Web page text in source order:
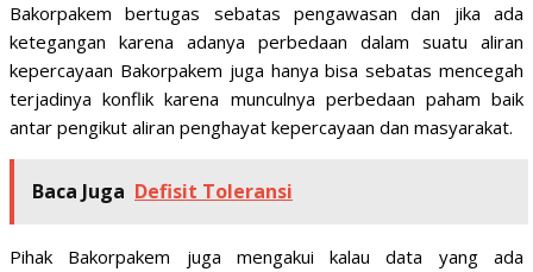
Bakorpakem bertugas sebatas pengawasan dan jika ada
ketegangan karena adanya perbedaan dalam suatu aliran
kepercayaan Bakorpakem juga hanya bisa sebatas mencegah
terjadinya konflik karena munculnya perbedaan paham baik
antar pengikut aliran penghayat kepercayaan dan masyarakat.
Baca Juga Defisit Toleransi
Pihak Bakorpakem juga mengakui kalau data yang ada